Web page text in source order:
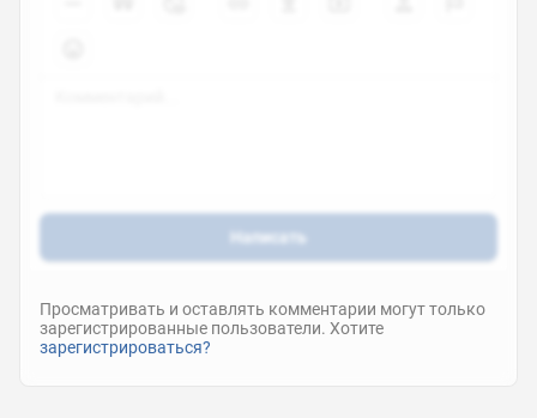
Написать
Просматривать и оставлять комментарии могут только
зарегистрированные пользователи. Хотите
зарегистрироваться?